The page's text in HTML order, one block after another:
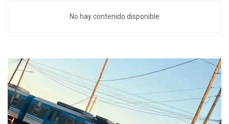
No hay contenido disponible